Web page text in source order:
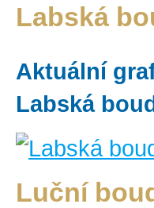
Labská
Aktuální
Labská
Luční